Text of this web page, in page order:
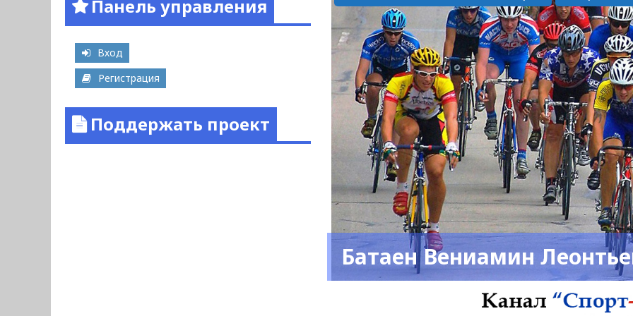
Батаен Вениамин
Панель управления
Вход
Регистрация
Поддержать проект